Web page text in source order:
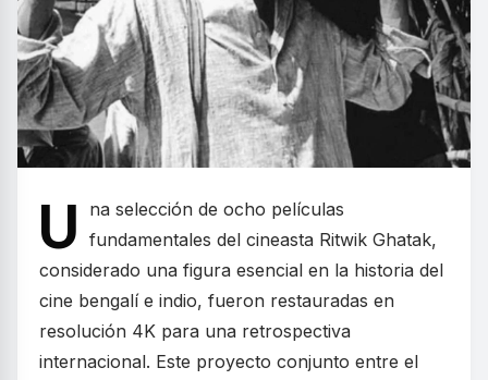
U
na selección de ocho películas
fundamentales del cineasta Ritwik Ghatak,
considerado una figura esencial en la historia del
cine bengalí e indio, fueron restauradas en
resolución 4K para una retrospectiva
internacional. Este proyecto conjunto entre el